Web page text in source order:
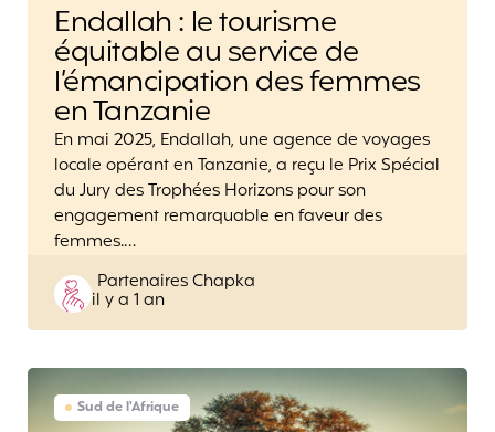
Endallah : le tourisme
équitable au service de
l’émancipation des femmes
en Tanzanie
En mai 2025, Endallah, une agence de voyages
locale opérant en Tanzanie, a reçu le Prix Spécial
du Jury des Trophées Horizons pour son
engagement remarquable en faveur des
femmes.…
Posted
by
Partenaires Chapka
il y a 1 an
Sud de l'Afrique